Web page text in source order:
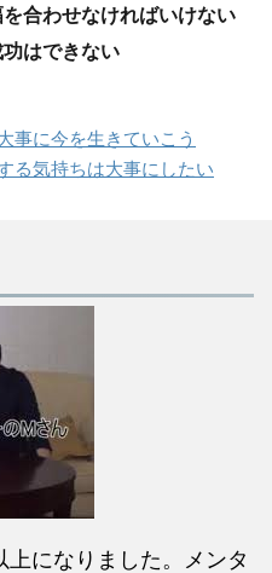
合わせなければいけない
はできない
事に今を生きていこう
る気持ちは大事にしたい
上になりました。メンタ